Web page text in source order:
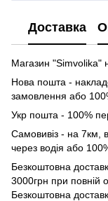
Доставка
Магазин "Simvolika"
Нова пошта -
замовлення або
Укр пошта - 100%
Самовивіз - на 7км,
через водія або
Безкоштовна
3000грн при повній
Безкоштовна